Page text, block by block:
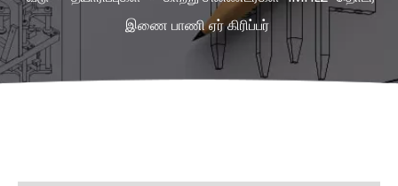
இணை பாணி ஏர் கிரிப்பர்